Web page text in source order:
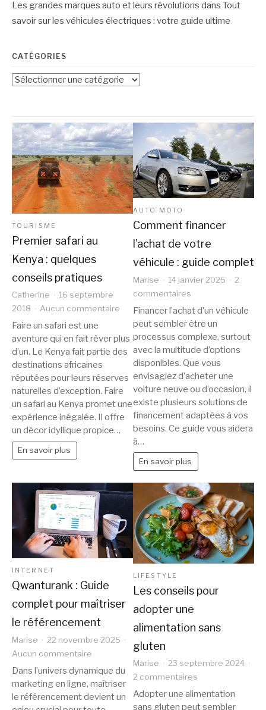
Les grandes marques auto et leurs révolutions dans Tout
savoir sur les véhicules électriques : votre guide ultime
CATÉGORIES
Catégories
TOURISME
Premier safari au
Kenya : quelques
conseils pratiques
Catherine
16 septembre
2018
Aucun commentaire
Premier
safari
au
Kenya :
quelques
conseils
pratiques
Faire un safari est une
aventure qui en fait rêver plus
d’un. Le Kenya fait partie des
destinations africaines
réputées pour leurs réserves
naturelles d’exception. Faire
un safari au Kenya promet une
expérience inégalée. Il offre
un décor idyllique propice…
En savoir plus
AUTO MOTO
Comment financer
l’achat de votre
véhicule : guide complet
Marise 14 janvier 2025
2
commentaires
Comment
financer
l’achat
de
votre
véhicule
:
guide
complet
Financer l’achat d’un véhicule
peut sembler être un
processus complexe, surtout
avec la multitude d’options
disponibles. Que vous
envisagiez d’acheter une
voiture neuve ou d’occasion, il
existe plusieurs solutions de
financement adaptées à vos
besoins. Ce guide vous aidera
à…
En savoir plus
INTERNET
Qwanturank : Guide
complet pour maîtriser
le référencement
Marise
22 novembre 2025
Aucun commentaire
Qwanturank
:
Guide
complet
Dans l’univers dynamique du
marketing en ligne, maîtriser
le référencement devient un
LIFESTYLE
Les conseils pour
adopter une
alimentation sans
gluten
Marise
23 septembre 2024
2 commentaires
Les
conseils
Adopter une alimentation
sans gluten peut sembler